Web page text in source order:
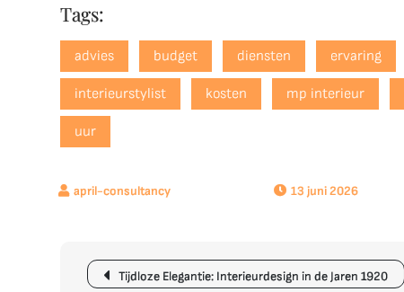
Tags:
advies budget diensten ervaring
interieurstylist kosten mp interieur
uur
13 juni 2026
Berichtnavigatie
Tijdloze Elegantie: Interieurdesign in de Jaren 1920